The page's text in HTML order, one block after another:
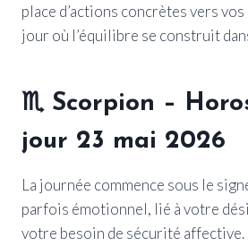
place d’actions concrètes vers
jour où l’équilibre se construit
♏ Scorpion –
jour 23 mai 2026
La journée commence sous le
parfois émotionnel, lié à votre
votre besoin de sécurité affective.